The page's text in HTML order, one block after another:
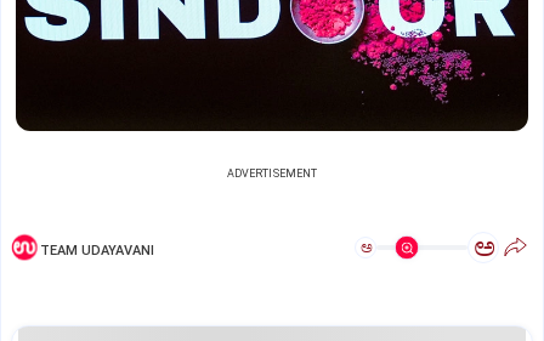
ADVERTISEMENT
TEAM UDAYAVANI ಅ ಅ